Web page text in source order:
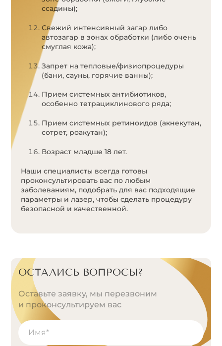
ссадины);
Свежий интенсивный загар либо
автозагар в зонах обработки (либо очень
смуглая кожа);
Запрет на тепловые/физиопроцедуры
(бани, сауны, горячие ванны);
Прием системных антибиотиков,
особенно тетрациклинового ряда;
Прием системных ретиноидов (акнекутан,
сотрет, роакутан);
Возраст младше 18 лет.
Наши специалисты всегда готовы
проконсультировать вас по любым
заболеваниям, подобрать для вас подходящие
параметры и лазер, чтобы сделать процедуру
безопасной и качественной.
ОСТАЛИСЬ ВОПРОСЫ?
Оставьте заявку, мы перезвоним
и проконсультируем вас